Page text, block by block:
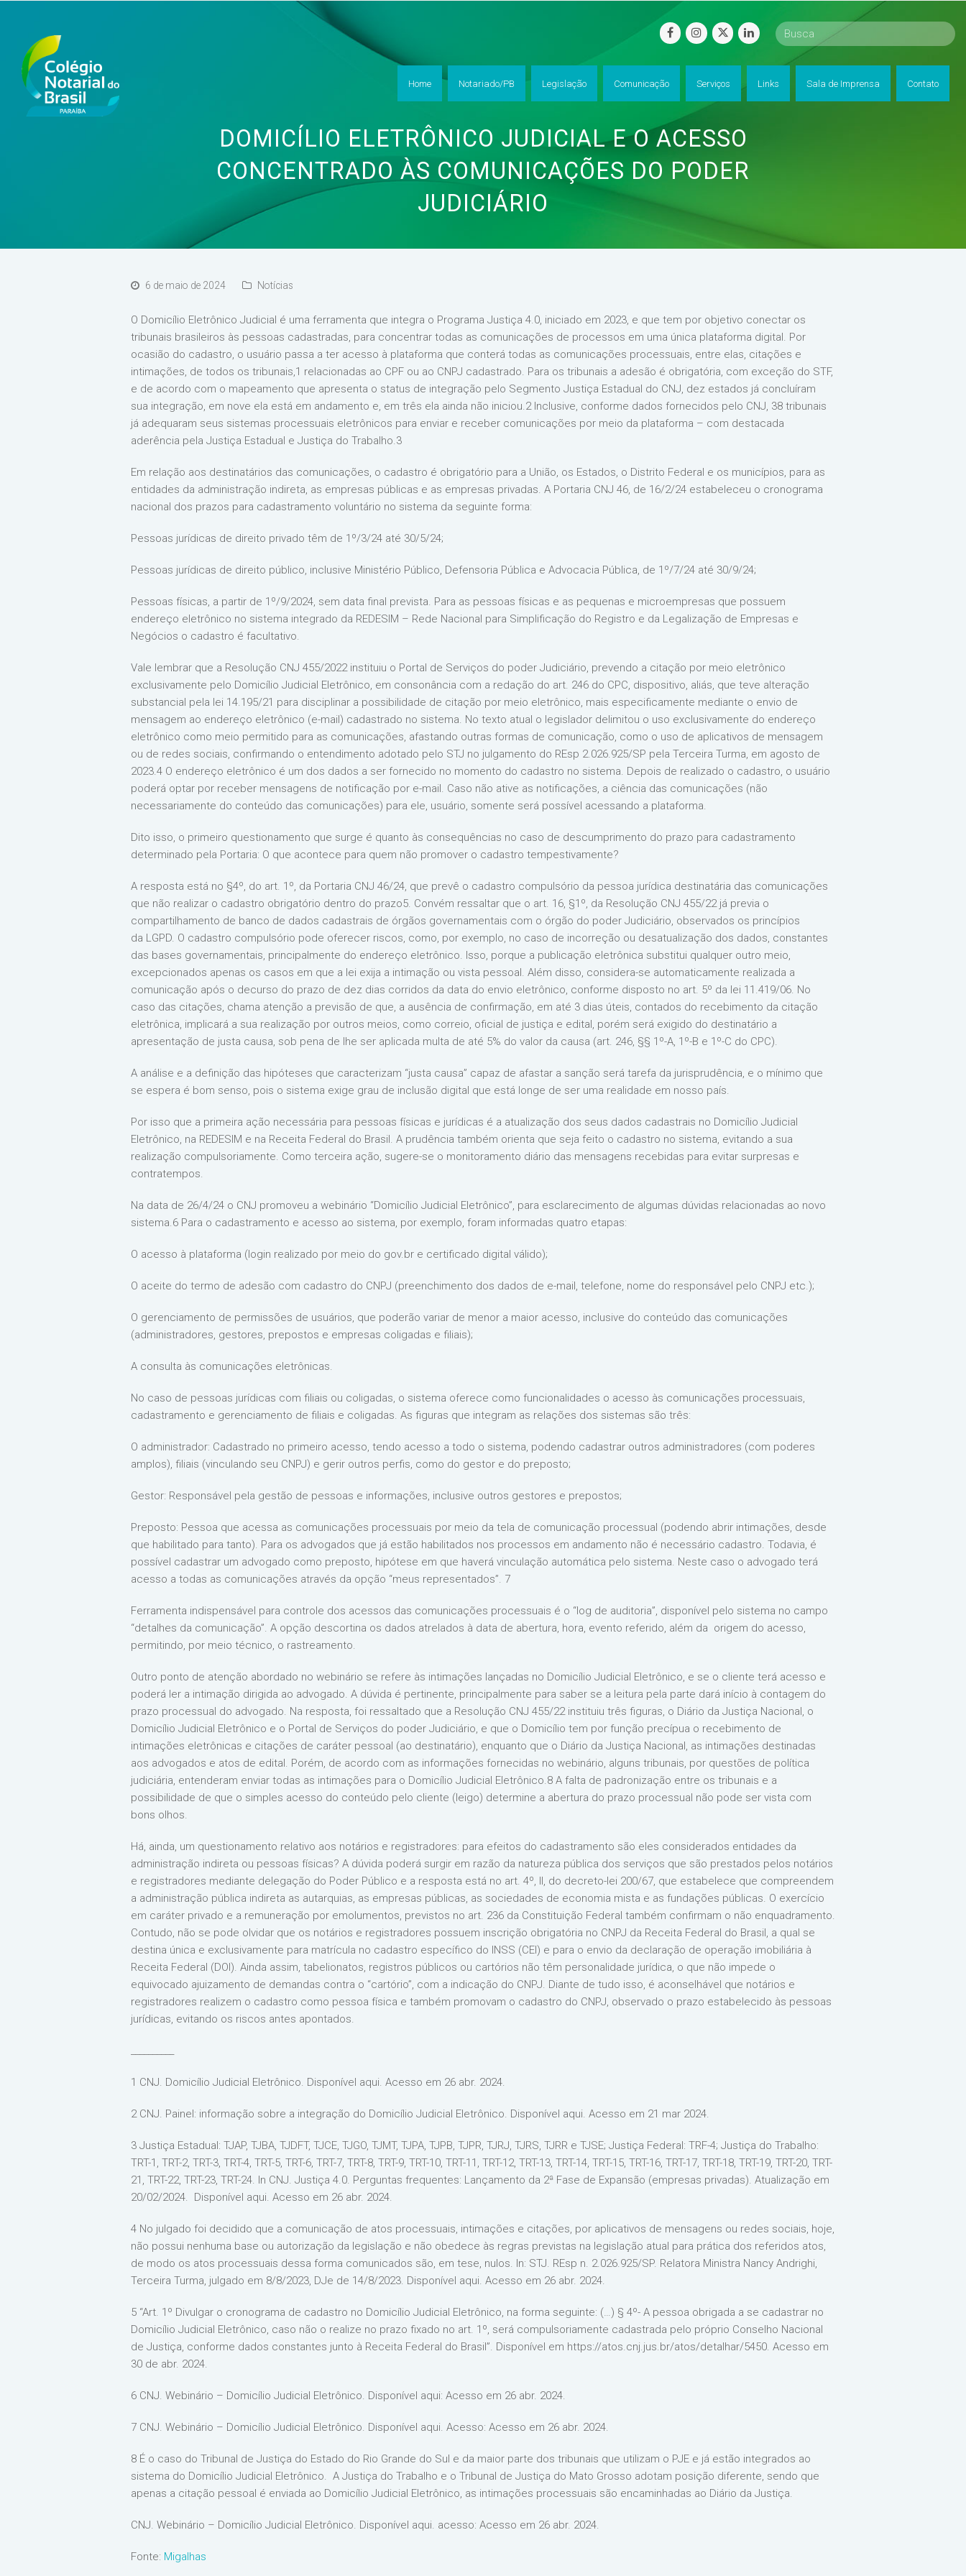
facebookinstagram
twitterlinkedin
Home Notariado/PB Legislação Comunicação Serviços Links Sala de Imprensa Contato
DOMICÍLIO ELETRÔNICO JUDICIAL E O ACESSO
CONCENTRADO ÀS COMUNICAÇÕES DO PODER
JUDICIÁRIO
6 de maio de 2024 Notícias
O Domicílio Eletrônico Judicial é uma ferramenta que integra o Programa Justiça 4.0, iniciado em 2023, e que tem por objetivo conectar os
tribunais brasileiros às pessoas cadastradas, para concentrar todas as comunicações de processos em uma única plataforma digital. Por
ocasião do cadastro, o usuário passa a ter acesso à plataforma que conterá todas as comunicações processuais, entre elas, citações e
intimações, de todos os tribunais,1 relacionadas ao CPF ou ao CNPJ cadastrado. Para os tribunais a adesão é obrigatória, com exceção do STF,
e de acordo com o mapeamento que apresenta o status de integração pelo Segmento Justiça Estadual do CNJ, dez estados já concluíram
sua integração, em nove ela está em andamento e, em três ela ainda não iniciou.2 Inclusive, conforme dados fornecidos pelo CNJ, 38 tribunais
já adequaram seus sistemas processuais eletrônicos para enviar e receber comunicações por meio da plataforma – com destacada
aderência pela Justiça Estadual e Justiça do Trabalho.3
Em relação aos destinatários das comunicações, o cadastro é obrigatório para a União, os Estados, o Distrito Federal e os municípios, para as
entidades da administração indireta, as empresas públicas e as empresas privadas. A Portaria CNJ 46, de 16/2/24 estabeleceu o cronograma
nacional dos prazos para cadastramento voluntário no sistema da seguinte forma:
Pessoas jurídicas de direito privado têm de 1º/3/24 até 30/5/24;
Pessoas jurídicas de direito público, inclusive Ministério Público, Defensoria Pública e Advocacia Pública, de 1º/7/24 até 30/9/24;
Pessoas físicas, a partir de 1º/9/2024, sem data final prevista. Para as pessoas físicas e as pequenas e microempresas que possuem
endereço eletrônico no sistema integrado da REDESIM – Rede Nacional para Simplificação do Registro e da Legalização de Empresas e
Negócios o cadastro é facultativo.
Vale lembrar que a Resolução CNJ 455/2022 instituiu o Portal de Serviços do poder Judiciário, prevendo a citação por meio eletrônico
exclusivamente pelo Domicílio Judicial Eletrônico, em consonância com a redação do art. 246 do CPC, dispositivo, aliás, que teve alteração
substancial pela lei 14.195/21 para disciplinar a possibilidade de citação por meio eletrônico, mais especificamente mediante o envio de
mensagem ao endereço eletrônico (e-mail) cadastrado no sistema. No texto atual o legislador delimitou o uso exclusivamente do endereço
eletrônico como meio permitido para as comunicações, afastando outras formas de comunicação, como o uso de aplicativos de mensagem
ou de redes sociais, confirmando o entendimento adotado pelo STJ no julgamento do REsp 2.026.925/SP pela Terceira Turma, em agosto de
2023.4 O endereço eletrônico é um dos dados a ser fornecido no momento do cadastro no sistema. Depois de realizado o cadastro, o usuário
poderá optar por receber mensagens de notificação por e-mail. Caso não ative as notificações, a ciência das comunicações (não
necessariamente do conteúdo das comunicações) para ele, usuário, somente será possível acessando a plataforma.
Dito isso, o primeiro questionamento que surge é quanto às consequências no caso de descumprimento do prazo para cadastramento
determinado pela Portaria: O que acontece para quem não promover o cadastro tempestivamente?
A resposta está no §4º, do art. 1º, da Portaria CNJ 46/24, que prevê o cadastro compulsório da pessoa jurídica destinatária das comunicações
que não realizar o cadastro obrigatório dentro do prazo5. Convém ressaltar que o art. 16, §1º, da Resolução CNJ 455/22 já previa o
compartilhamento de banco de dados cadastrais de órgãos governamentais com o órgão do poder Judiciário, observados os princípios
da LGPD. O cadastro compulsório pode oferecer riscos, como, por exemplo, no caso de incorreção ou desatualização dos dados, constantes
das bases governamentais, principalmente do endereço eletrônico. Isso, porque a publicação eletrônica substitui qualquer outro meio,
excepcionados apenas os casos em que a lei exija a intimação ou vista pessoal. Além disso, considera-se automaticamente realizada a
comunicação após o decurso do prazo de dez dias corridos da data do envio eletrônico, conforme disposto no art. 5º da lei 11.419/06. No
caso das citações, chama atenção a previsão de que, a ausência de confirmação, em até 3 dias úteis, contados do recebimento da citação
eletrônica, implicará a sua realização por outros meios, como correio, oficial de justiça e edital, porém será exigido do destinatário a
apresentação de justa causa, sob pena de lhe ser aplicada multa de até 5% do valor da causa (art. 246, §§ 1º-A, 1º-B e 1º-C do CPC).
A análise e a definição das hipóteses que caracterizam “justa causa” capaz de afastar a sanção será tarefa da jurisprudência, e o mínimo que
se espera é bom senso, pois o sistema exige grau de inclusão digital que está longe de ser uma realidade em nosso país.
Por isso que a primeira ação necessária para pessoas físicas e jurídicas é a atualização dos seus dados cadastrais no Domicílio Judicial
Eletrônico, na REDESIM e na Receita Federal do Brasil. A prudência também orienta que seja feito o cadastro no sistema, evitando a sua
realização compulsoriamente. Como terceira ação, sugere-se o monitoramento diário das mensagens recebidas para evitar surpresas e
contratempos.
Na data de 26/4/24 o CNJ promoveu a webinário “Domicílio Judicial Eletrônico”, para esclarecimento de algumas dúvidas relacionadas ao novo
sistema.6 Para o cadastramento e acesso ao sistema, por exemplo, foram informadas quatro etapas:
O acesso à plataforma (login realizado por meio do gov.br e certificado digital válido);
O aceite do termo de adesão com cadastro do CNPJ (preenchimento dos dados de e-mail, telefone, nome do responsável pelo CNPJ etc.);
O gerenciamento de permissões de usuários, que poderão variar de menor a maior acesso, inclusive do conteúdo das comunicações
(administradores, gestores, prepostos e empresas coligadas e filiais);
A consulta às comunicações eletrônicas.
No caso de pessoas jurídicas com filiais ou coligadas, o sistema oferece como funcionalidades o acesso às comunicações processuais,
cadastramento e gerenciamento de filiais e coligadas. As figuras que integram as relações dos sistemas são três:
O administrador: Cadastrado no primeiro acesso, tendo acesso a todo o sistema, podendo cadastrar outros administradores (com poderes
amplos), filiais (vinculando seu CNPJ) e gerir outros perfis, como do gestor e do preposto;
Gestor: Responsável pela gestão de pessoas e informações, inclusive outros gestores e prepostos;
Preposto: Pessoa que acessa as comunicações processuais por meio da tela de comunicação processual (podendo abrir intimações, desde
que habilitado para tanto). Para os advogados que já estão habilitados nos processos em andamento não é necessário cadastro. Todavia, é
possível cadastrar um advogado como preposto, hipótese em que haverá vinculação automática pelo sistema. Neste caso o advogado terá
acesso a todas as comunicações através da opção “meus representados”. 7
Ferramenta indispensável para controle dos acessos das comunicações processuais é o “log de auditoria”, disponível pelo sistema no campo
“detalhes da comunicação”. A opção descortina os dados atrelados à data de abertura, hora, evento referido, além da origem do acesso,
permitindo, por meio técnico, o rastreamento.
Outro ponto de atenção abordado no webinário se refere às intimações lançadas no Domicílio Judicial Eletrônico, e se o cliente terá acesso e
poderá ler a intimação dirigida ao advogado. A dúvida é pertinente, principalmente para saber se a leitura pela parte dará início à contagem do
prazo processual do advogado. Na resposta, foi ressaltado que a Resolução CNJ 455/22 instituiu três figuras, o Diário da Justiça Nacional, o
Domicílio Judicial Eletrônico e o Portal de Serviços do poder Judiciário, e que o Domicílio tem por função precípua o recebimento de
intimações eletrônicas e citações de caráter pessoal (ao destinatário), enquanto que o Diário da Justiça Nacional, as intimações destinadas
aos advogados e atos de edital. Porém, de acordo com as informações fornecidas no webinário, alguns tribunais, por questões de política
judiciária, entenderam enviar todas as intimações para o Domicílio Judicial Eletrônico.8 A falta de padronização entre os tribunais e a
possibilidade de que o simples acesso do conteúdo pelo cliente (leigo) determine a abertura do prazo processual não pode ser vista com
bons olhos.
Há, ainda, um questionamento relativo aos notários e registradores: para efeitos do cadastramento são eles considerados entidades da
administração indireta ou pessoas físicas? A dúvida poderá surgir em razão da natureza pública dos serviços que são prestados pelos notários
e registradores mediante delegação do Poder Público e a resposta está no art. 4º, II, do decreto-lei 200/67, que estabelece que compreendem
a administração pública indireta as autarquias, as empresas públicas, as sociedades de economia mista e as fundações públicas. O exercício
em caráter privado e a remuneração por emolumentos, previstos no art. 236 da Constituição Federal também confirmam o não enquadramento.
Contudo, não se pode olvidar que os notários e registradores possuem inscrição obrigatória no CNPJ da Receita Federal do Brasil, a qual se
destina única e exclusivamente para matrícula no cadastro específico do INSS (CEI) e para o envio da declaração de operação imobiliária à
Receita Federal (DOI). Ainda assim, tabelionatos, registros públicos ou cartórios não têm personalidade jurídica, o que não impede o
equivocado ajuizamento de demandas contra o “cartório”, com a indicação do CNPJ. Diante de tudo isso, é aconselhável que notários e
registradores realizem o cadastro como pessoa física e também promovam o cadastro do CNPJ, observado o prazo estabelecido às pessoas
jurídicas, evitando os riscos antes apontados.
1 CNJ. Domicílio Judicial Eletrônico. Disponível aqui. Acesso em 26 abr. 2024.
2 CNJ. Painel: informação sobre a integração do Domicílio Judicial Eletrônico. Disponível aqui. Acesso em 21 mar 2024.
3 Justiça Estadual: TJAP, TJBA, TJDFT, TJCE, TJGO, TJMT, TJPA, TJPB, TJPR, TJRJ, TJRS, TJRR e TJSE; Justiça Federal: TRF-4; Justiça do Trabalho:
TRT-1, TRT-2, TRT-3, TRT-4, TRT-5, TRT-6, TRT-7, TRT-8, TRT-9, TRT-10, TRT-11, TRT-12, TRT-13, TRT-14, TRT-15, TRT-16, TRT-17, TRT-18, TRT-19, TRT-20, TRT-
21, TRT-22, TRT-23, TRT-24. In CNJ. Justiça 4.0. Perguntas frequentes: Lançamento da 2ª Fase de Expansão (empresas privadas). Atualização em
20/02/2024. Disponível aqui. Acesso em 26 abr. 2024.
4 No julgado foi decidido que a comunicação de atos processuais, intimações e citações, por aplicativos de mensagens ou redes sociais, hoje,
não possui nenhuma base ou autorização da legislação e não obedece às regras previstas na legislação atual para prática dos referidos atos,
de modo os atos processuais dessa forma comunicados são, em tese, nulos. In: STJ. REsp n. 2.026.925/SP. Relatora Ministra Nancy Andrighi,
Terceira Turma, julgado em 8/8/2023, DJe de 14/8/2023. Disponível aqui. Acesso em 26 abr. 2024.
5 “Art. 1º Divulgar o cronograma de cadastro no Domicílio Judicial Eletrônico, na forma seguinte: (…) § 4º- A pessoa obrigada a se cadastrar no
Domicílio Judicial Eletrônico, caso não o realize no prazo fixado no art. 1º, será compulsoriamente cadastrada pelo próprio Conselho Nacional
de Justiça, conforme dados constantes junto à Receita Federal do Brasil”. Disponível em https://atos.cnj.jus.br/atos/detalhar/5450. Acesso em
30 de abr. 2024.
6 CNJ. Webinário – Domicílio Judicial Eletrônico. Disponível aqui: Acesso em 26 abr. 2024.
7 CNJ. Webinário – Domicílio Judicial Eletrônico. Disponível aqui. Acesso: Acesso em 26 abr. 2024.
8 É o caso do Tribunal de Justiça do Estado do Rio Grande do Sul e da maior parte dos tribunais que utilizam o PJE e já estão integrados ao
sistema do Domicílio Judicial Eletrônico. A Justiça do Trabalho e o Tribunal de Justiça do Mato Grosso adotam posição diferente, sendo que
apenas a citação pessoal é enviada ao Domicílio Judicial Eletrônico, as intimações processuais são encaminhadas ao Diário da Justiça.
CNJ. Webinário – Domicílio Judicial Eletrônico. Disponível aqui. acesso: Acesso em 26 abr. 2024.
Fonte: Migalhas